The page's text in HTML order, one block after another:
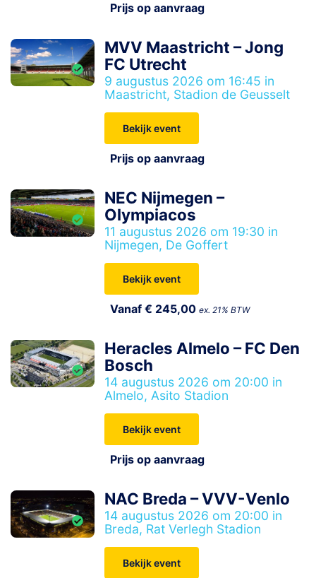
Prijs op aanvraag
MVV Maastricht – Jong
FC Utrecht
9 augustus 2026 om 16:45 in
Maastricht, Stadion de Geusselt
Bekijk event
Prijs op aanvraag
NEC Nijmegen –
Olympiacos
11 augustus 2026 om 19:30 in
Nijmegen, De Goffert
Bekijk event
Vanaf € 245,00ex. 21% BTW
Heracles Almelo – FC Den
Bosch
14 augustus 2026 om 20:00 in
Almelo, Asito Stadion
Bekijk event
Prijs op aanvraag
NAC Breda – VVV-Venlo
14 augustus 2026 om 20:00 in
Breda, Rat Verlegh Stadion
Bekijk event